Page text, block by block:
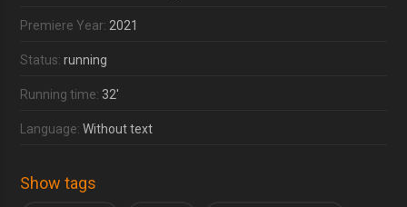
Premiere Year:2021
Status:running
Running time: 32'
Language:Without text
Show tags